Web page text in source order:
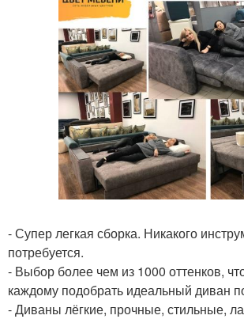
- Супер легкая сборка. Никакого
потребуется.
- Выбор более чем из 1000 оттенков,
каждому подобрать идеальный диван
- Диваны лёгкие, прочные, стильные,